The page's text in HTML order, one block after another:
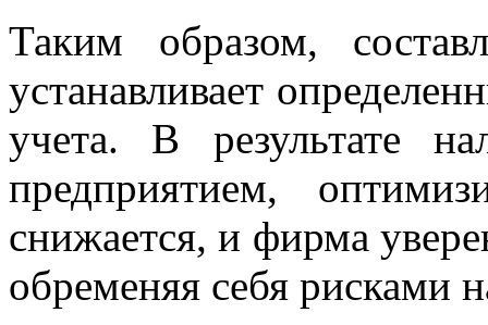
Таким образом,
устанавливает
учета. В результате
предприятием,
снижается, и фирма
обременяя себя рисками